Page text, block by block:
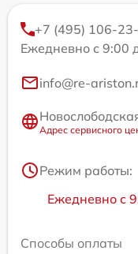
+7 (495) 106-
Ежедневно с 9:00
info@re-
Адрес сервисного
Режим работы:
Ежедневно с
Способы оплаты